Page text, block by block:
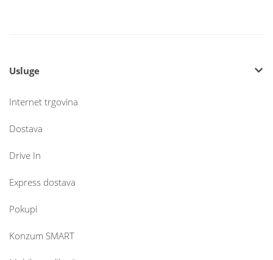
Usluge
Internet trgovina
Dostava
Drive In
Express dostava
Pokupi
Konzum SMART